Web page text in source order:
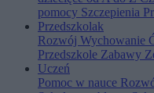
pomocy Szczepienia
Przedszkolak
Rozwój Wychowanie
Przedszkole Zabawy
Uczeń
Pomoc w nauce